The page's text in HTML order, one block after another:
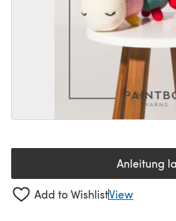
Anleitung
Add to WishlistView